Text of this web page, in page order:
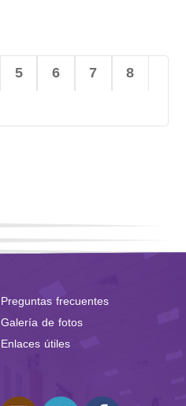
5 6 7
8
Preguntas frecuentes
Galería de fotos
Enlaces útiles